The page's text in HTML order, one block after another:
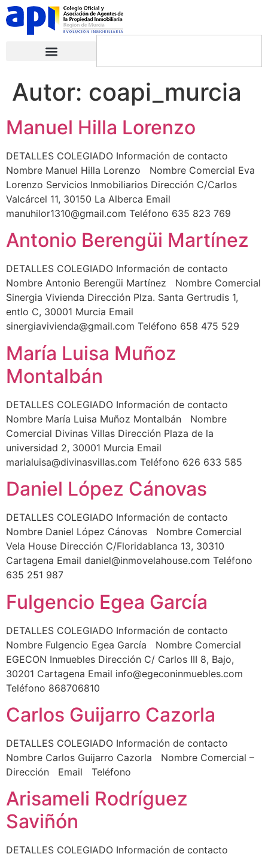
Autor: coapi_murcia
Manuel Hilla Lorenzo
DETALLES COLEGIADO Información de contacto
Nombre Manuel Hilla Lorenzo Nombre Comercial Eva
Lorenzo Servicios Inmobiliarios Dirección C/Carlos
Valcárcel 11, 30150 La Alberca Email
manuhilor1310@gmail.com Teléfono 635 823 769
Antonio Berengüi Martínez
DETALLES COLEGIADO Información de contacto
Nombre Antonio Berengüi Martínez Nombre Comercial
Sinergia Vivienda Dirección Plza. Santa Gertrudis 1,
entlo C, 30001 Murcia Email
sinergiavivienda@gmail.com Teléfono 658 475 529
María Luisa Muñoz
Montalbán
DETALLES COLEGIADO Información de contacto
Nombre María Luisa Muñoz Montalbán Nombre
Comercial Divinas Villas Dirección Plaza de la
universidad 2, 30001 Murcia Email
marialuisa@divinasvillas.com Teléfono 626 633 585
Daniel López Cánovas
DETALLES COLEGIADO Información de contacto
Nombre Daniel López Cánovas Nombre Comercial
Vela House Dirección C/Floridablanca 13, 30310
Cartagena Email daniel@inmovelahouse.com Teléfono
635 251 987
Fulgencio Egea García
DETALLES COLEGIADO Información de contacto
Nombre Fulgencio Egea García Nombre Comercial
EGECON Inmuebles Dirección C/ Carlos III 8, Bajo,
30201 Cartagena Email info@egeconinmuebles.com
Teléfono 868706810
Carlos Guijarro Cazorla
DETALLES COLEGIADO Información de contacto
Nombre Carlos Guijarro Cazorla Nombre Comercial –
Dirección Email Teléfono
Arisameli Rodríguez
Saviñón
DETALLES COLEGIADO Información de contacto